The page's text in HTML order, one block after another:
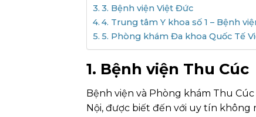
3. Bệnh viện Việt Đức
4. Trung tâm Y khoa số 1 – Bệnh
5. Phòng khám Đa khoa Quốc Tế
1. Bệnh viện Thu Cúc
Bệnh viện và Phòng khám Thu
Nội, được biết đến với uy tín không